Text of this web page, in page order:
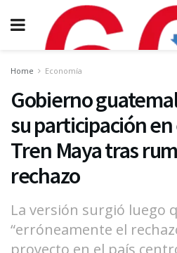
Home Economía
Gobierno
su participación
Tren Maya tras
rechazo
La versión surgió luego
“erróneamente el
proyecto en el país